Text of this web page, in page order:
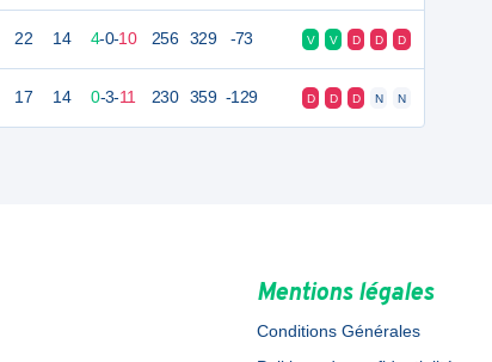
22 14 4-0-10 256 329 -73 V V D D D
17 14 0-3-11 230 359 -129 D D D N N
Mentions légales
Conditions Générales